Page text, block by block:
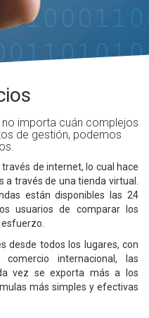
importa cuán complejos
de gestión, podemos
de internet, lo cual hace
a través de una tienda virtual.
están disponibles las 24
usuarios de comparar los
desde todos los lugares, con
internacional, las
vez se exporta más a los
más simples y efectivas